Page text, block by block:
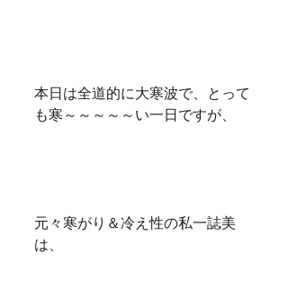
本日は全道的に大寒波で、とって
も寒～～～～～い一日ですが、
元々寒がり＆冷え性の私一誌美
は、